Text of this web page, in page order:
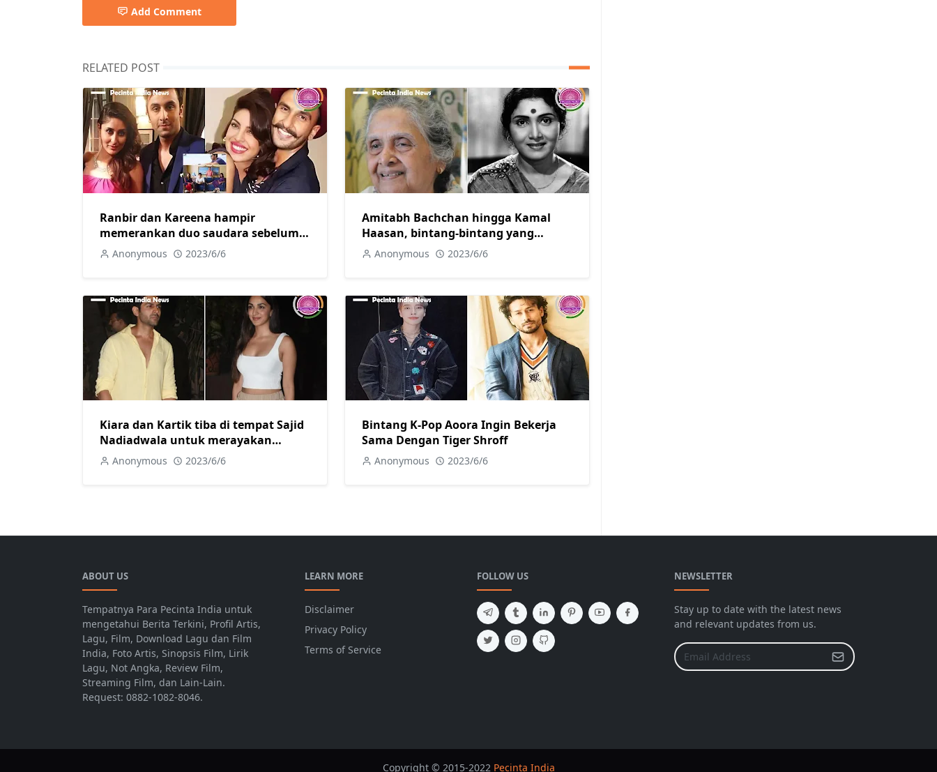
Add Comment
RELATED POST
Ranbir dan Kareena hampir
memerankan duo saudara sebelum
Ranveer dan Priyanka di Dil
Dhadakne Do
Anonymous 2023/6/6
Amitabh Bachchan hingga Kamal
Haasan, bintang-bintang yang
diperankan oleh Sulochana Latkar
sebagai Ibu di Layar Lebar
Anonymous 2023/6/6
Kiara dan Kartik tiba di tempat Sajid
Nadiadwala untuk merayakan
kesuksesan trailer Satyaprem Ki
Anonymous 2023/6/6
Bintang K-Pop Aoora Ingin Bekerja
Sama Dengan Tiger Shroff
Anonymous 2023/6/6
ABOUT US
Tempatnya Para Pecinta India untuk
mengetahui Berita Terkini, Profil Artis,
Lagu, Film, Download Lagu dan Film
India, Foto Artis, Sinopsis Film, Lirik
Lagu, Not Angka, Review Film,
Streaming Film, dan Lain-Lain.
Request: 0882-1082-8046.
LEARN MORE
Disclaimer
Privacy Policy
Terms of Service
FOLLOW US NEWSLETTER
Stay up to date with the latest news
and relevant updates from us.
Copyright © 2015-2022 Pecinta India